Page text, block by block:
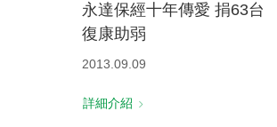
永達保經十年傳愛 捐63台
復康助弱
2013.09.09
詳細介紹